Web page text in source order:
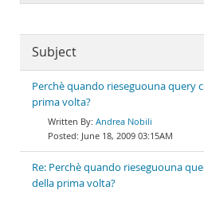
Subject
Perchè quando rieseguouna query
prima volta?
Andrea Nobili
June 18, 2009 03:15AM
Re: Perchè quando rieseguouna
della prima volta?